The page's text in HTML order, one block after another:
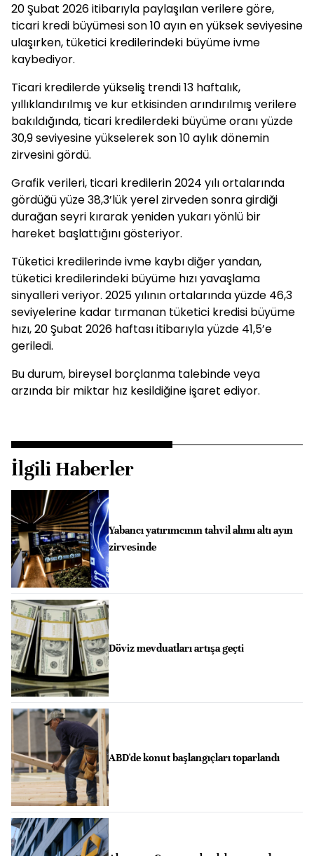
20 Şubat 2026 itibarıyla paylaşılan verilere göre,
ticari kredi büyümesi son 10 ayın en yüksek seviyesine
ulaşırken, tüketici kredilerindeki büyüme ivme
kaybediyor.
Ticari kredilerde yükseliş trendi 13 haftalık,
yıllıklandırılmış ve kur etkisinden arındırılmış verilere
bakıldığında, ticari kredilerdeki büyüme oranı yüzde
30,9 seviyesine yükselerek son 10 aylık dönemin
zirvesini gördü.
Grafik verileri, ticari kredilerin 2024 yılı ortalarında
gördüğü yüze 38,3’lük yerel zirveden sonra girdiği
durağan seyri kırarak yeniden yukarı yönlü bir
hareket başlattığını gösteriyor.
Tüketici kredilerinde ivme kaybı diğer yandan,
tüketici kredilerindeki büyüme hızı yavaşlama
sinyalleri veriyor. 2025 yılının ortalarında yüzde 46,3
seviyelerine kadar tırmanan tüketici kredisi büyüme
hızı, 20 Şubat 2026 haftası itibarıyla yüzde 41,5’e
geriledi.
Bu durum, bireysel borçlanma talebinde veya
arzında bir miktar hız kesildiğine işaret ediyor.
İlgili Haberler
Yabancı yatırımcının tahvil alımı altı ayın
zirvesinde
Döviz mevduatları artışa geçti
ABD'de konut başlangıçları toparlandı